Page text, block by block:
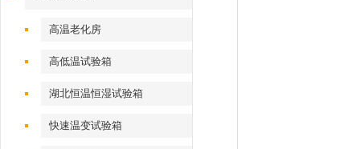
高温老化房
高低温试验箱
湖北恒温恒湿试验箱
快速温变试验箱